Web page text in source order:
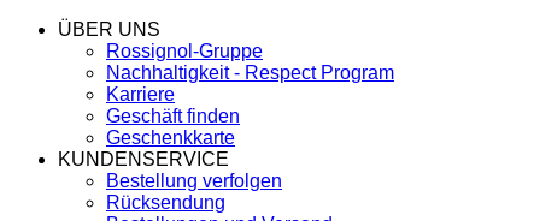
ÜBER UNS
Rossignol-Gruppe
Nachhaltigkeit - Respect Program
Karriere
Geschäft finden
Geschenkkarte
KUNDENSERVICE
Bestellung verfolgen
Rücksendung